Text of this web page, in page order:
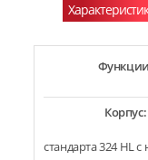
Корпус:
стандарта 324 HL